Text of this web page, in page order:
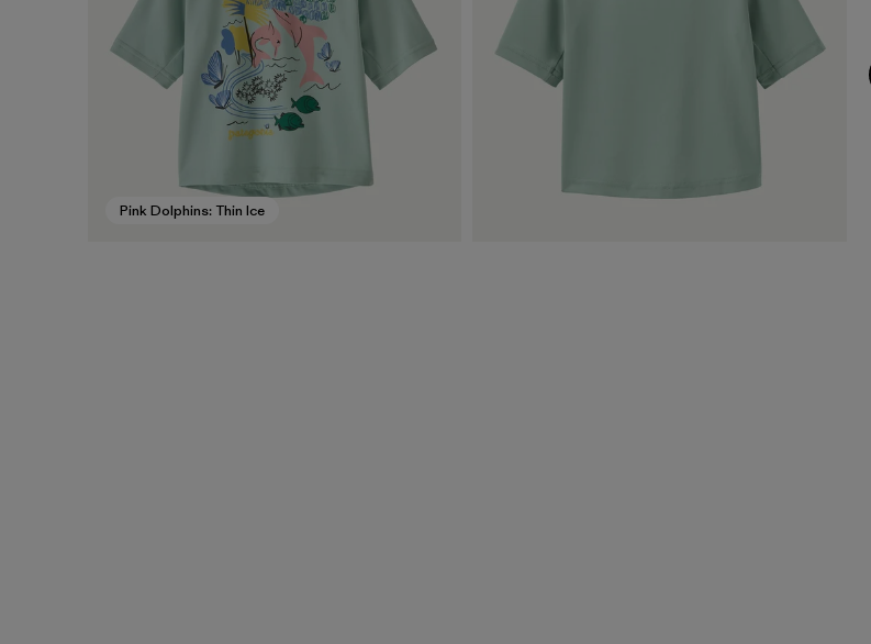
Pink Dolphins: Thin Ice